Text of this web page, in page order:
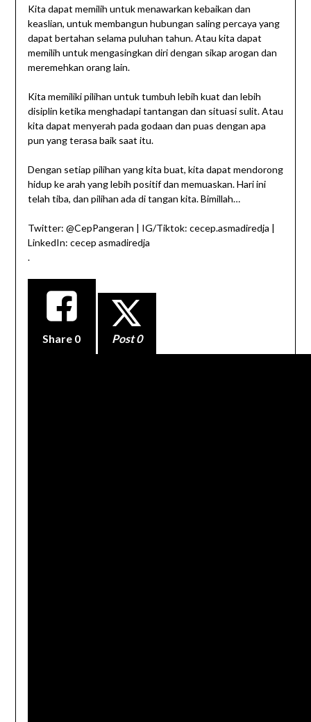
Kita dapat memilih untuk menawarkan kebaikan dan
keaslian, untuk membangun hubungan saling percaya yang
dapat bertahan selama puluhan tahun. Atau kita dapat
memilih untuk mengasingkan diri dengan sikap arogan dan
meremehkan orang lain.
Kita memiliki pilihan untuk tumbuh lebih kuat dan lebih
disiplin ketika menghadapi tantangan dan situasi sulit. Atau
kita dapat menyerah pada godaan dan puas dengan apa
pun yang terasa baik saat itu.
Dengan setiap pilihan yang kita buat, kita dapat mendorong
hidup ke arah yang lebih positif dan memuaskan. Hari ini
telah tiba, dan pilihan ada di tangan kita. Bimillah…
Twitter: @CepPangeran | IG/Tiktok: cecep.asmadiredja |
LinkedIn: cecep asmadiredja
.
Share 0 Post 0